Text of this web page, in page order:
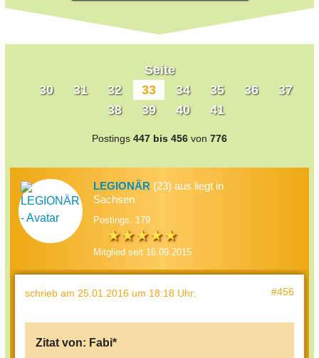
Seite
30
31 32 33 34 35 36
37
38
39 40 41
Postings 447 bis 456 von 776
LEGIONÄR (23) aus liegt in
Sachsen
Postings: 179
Mitglied seit 16.09.2015
schrieb am 25.01.2016 um 18:18 Uhr: #456
Zitat von: Fabi*